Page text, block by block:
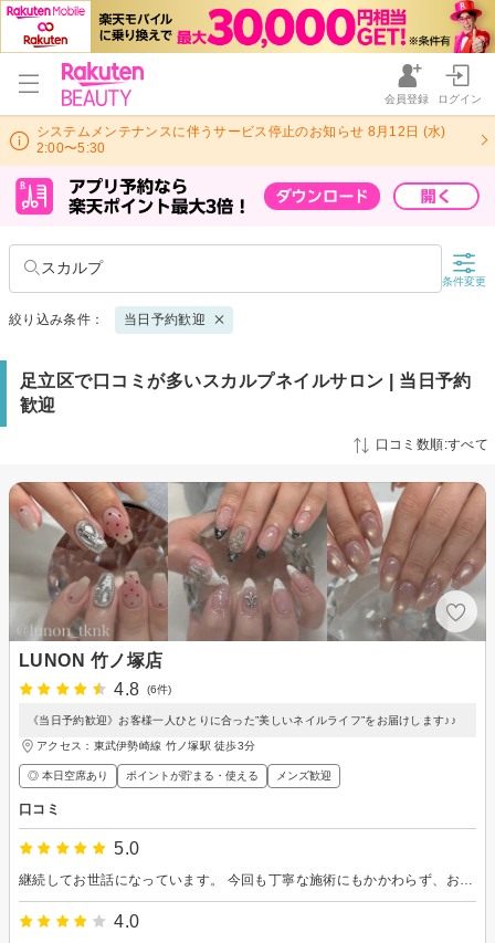
会員登録 ログイン
システムメンテナンスに伴うサービス停止のお知らせ 8月12日 (水)
2:00〜5:30
スカルプ
条件変更
絞り込み条件： 当日予約歓迎
足立区で口コミが多いスカルプネイルサロン | 当日予約
歓迎
口コミ数順:すべて
LUNON 竹ノ塚店
4.8
(6件)
《当日予約歓迎》お客様一人ひとりに合った”美しいネイルライフ”をお届けします♪♪
アクセス：東武伊勢崎線 竹ノ塚駅 徒歩3分
◎ 本日空席あり ポイントが貯まる・使える メンズ歓迎
口コミ
5.0
4.0